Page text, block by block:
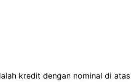
kredit dengan nominal di atas